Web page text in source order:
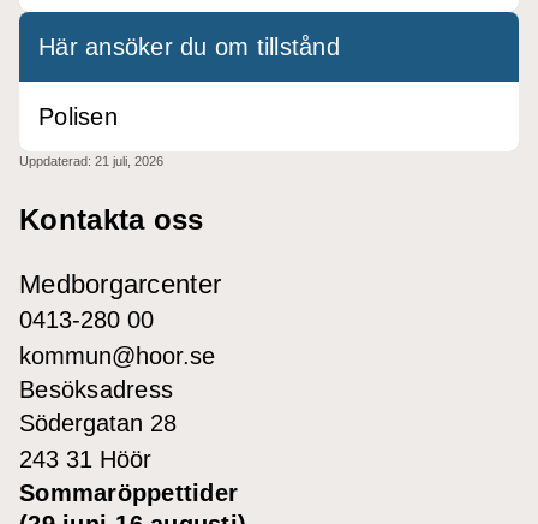
Här ansöker du om tillstånd
Polisen
Uppdaterad: 21 juli, 2026
Kontakta oss
Medborgarcenter
0413-280 00
kommun@hoor.se
Besöksadress
Södergatan 28
243 31 Höör
Sommaröppettider